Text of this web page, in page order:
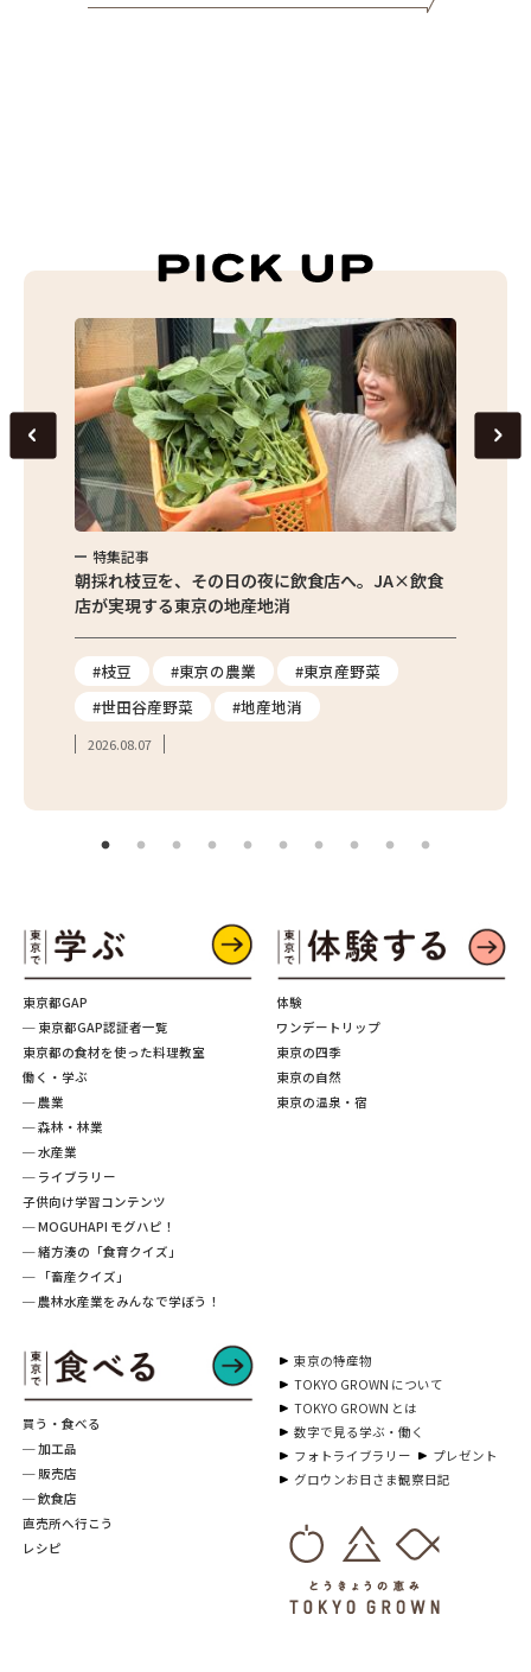
特集記事
朝採れ枝豆を、その日の夜に飲食店へ。JA×飲食
店が実現する東京の地産地消
#枝豆 #東京の農業
#東京産野菜
#世田谷産野菜
#地産地消
2026.08.07
東京都GAP
─ 東京都GAP認証者一覧
東京都の食材を使った料理教室
働く・学ぶ
─ 農業
─ 森林・林業
─ 水産業
─ ライブラリー
子供向け学習コンテンツ
─ MOGUHAPI モグハピ！
─ 緒方湊の「食育クイズ」
─ 「畜産クイズ」
─ 農林水産業をみんなで学ぼう！
買う・食べる
─ 加工品
─ 販売店
─ 飲食店
直売所へ行こう
レシピ
体験
ワンデートリップ
東京の四季
東京の自然
東京の温泉・宿
東京の特産物
TOKYO GROWN について
TOKYO GROWN とは
数字で見る学ぶ・働く
フォトライブラリー
プレゼント
グロウンお日さま観察日記